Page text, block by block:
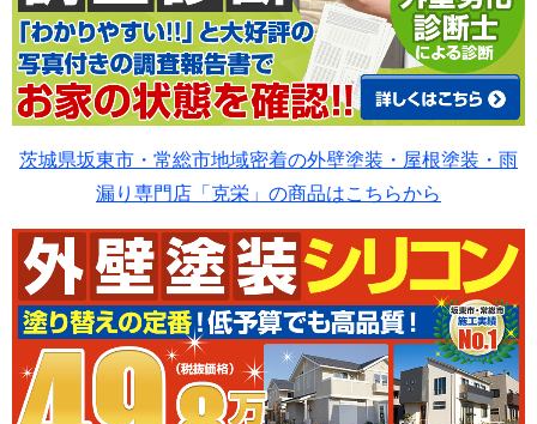
茨城県坂東市・常総市地域密着の外壁塗装・屋根塗装・雨
漏り専門店「克栄」の商品はこちらから